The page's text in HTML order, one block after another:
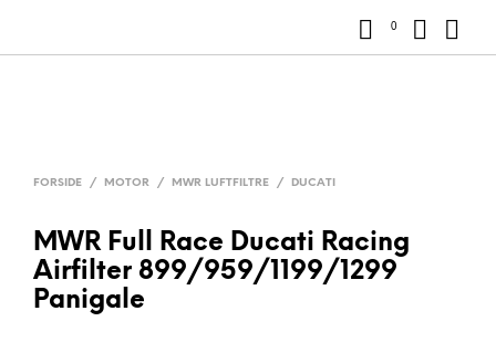
0
FORSIDE / MOTOR / MWR LUFTFILTRE / DUCATI
MWR Full Race Ducati Racing
Airfilter 899/959/1199/1299
Panigale